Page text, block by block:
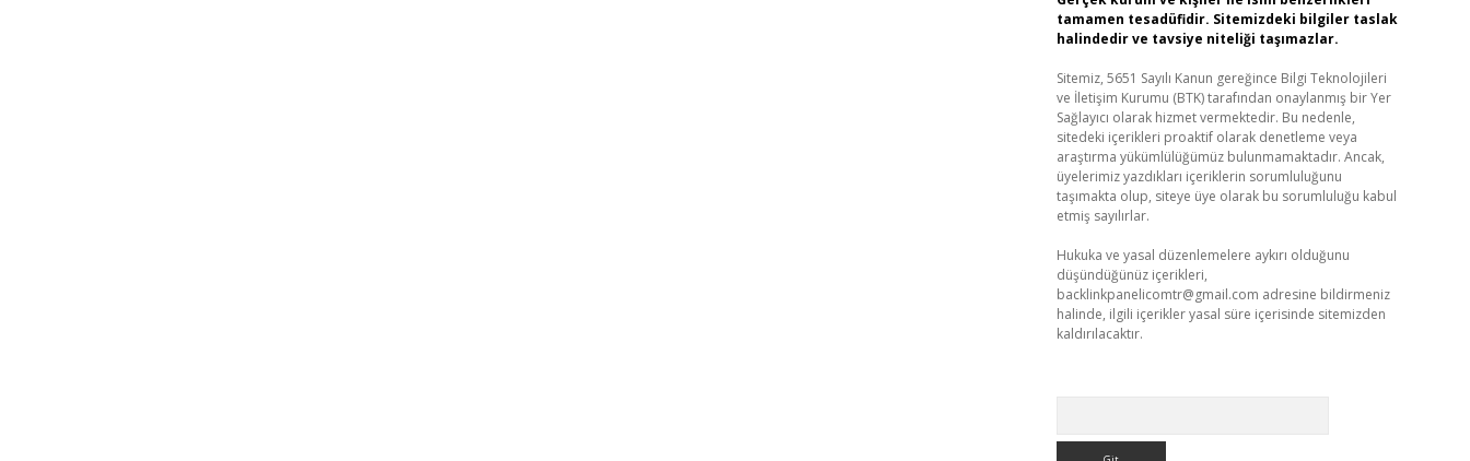
tamamen tesadüfidir. Sitemizdeki bilgiler taslak
halindedir ve tavsiye niteliği taşımazlar.
Sitemiz, 5651 Sayılı Kanun gereğince Bilgi Teknolojileri
ve İletişim Kurumu (BTK) tarafından onaylanmış bir Yer
Sağlayıcı olarak hizmet vermektedir. Bu nedenle,
sitedeki içerikleri proaktif olarak denetleme veya
araştırma yükümlülüğümüz bulunmamaktadır. Ancak,
üyelerimiz yazdıkları içeriklerin sorumluluğunu
taşımakta olup, siteye üye olarak bu sorumluluğu kabul
etmiş sayılırlar.
Hukuka ve yasal düzenlemelere aykırı olduğunu
düşündüğünüz içerikleri,
backlinkpanelicomtr@gmail.com adresine bildirmeniz
halinde, ilgili içerikler yasal süre içerisinde sitemizden
kaldırılacaktır.